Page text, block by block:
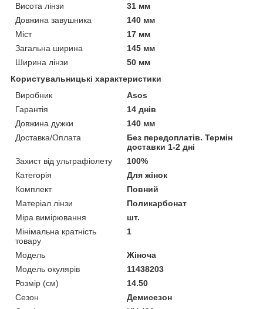
Висота лінзи
31 мм
Довжина завушника
140 мм
Міст
17 мм
Загальна ширина
145 мм
Ширина лінзи
50 мм
Користувальницькі характеристики
Виробник
Аsos
Гарантія
14 днів
Довжина дужки
140 мм
Доставка/Оплата
Без передоплатів. Термін
доставки 1-2 дні
Захист від ультрафіолету
100%
Категорія
Для жінок
Комплект
Повний
Матеріал лінзи
Поликарбонат
Міра вимірювання
шт.
Мінімальна кратність
товару
1
Мoдель
Жіноча
Модель окулярів
11438203
Розмір (см)
14.50
Сезон
Демисезон